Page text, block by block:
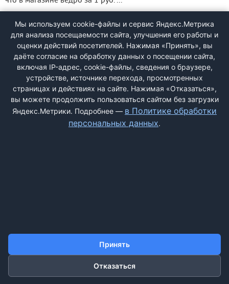
ДОБАВИТЬ ЖАЛОБУ
КОНТАКТЫ
Мы используем cookie-файлы и сервис Яндекс.Метрика
для анализа посещаемости сайта, улучшения его работы и
оценки действий посетителей. Нажимая «Принять», вы
даёте согласие на обработку данных о посещении сайта,
включая IP-адрес, cookie-файлы, сведения о браузере,
устройстве, источнике перехода, просмотренных
страницах и действиях на сайте. Нажимая «Отказаться»,
вы можете продолжить пользоваться сайтом без загрузки
Яндекс.Метрики. Подробнее — в Политике обработки
персональных данных.
Принять
Отказаться